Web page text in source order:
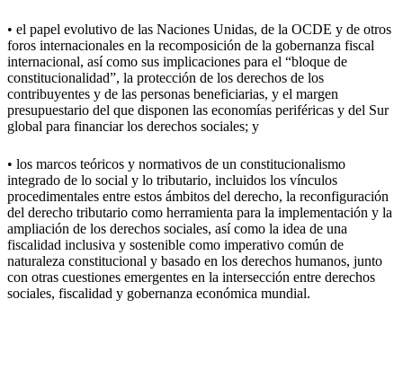
• el papel evolutivo de las Naciones Unidas, de la OCDE y de otros
foros internacionales en la recomposición de la gobernanza fiscal
internacional, así como sus implicaciones para el “bloque de
constitucionalidad”, la protección de los derechos de los
contribuyentes y de las personas beneficiarias, y el margen
presupuestario del que disponen las economías periféricas y del Sur
global para financiar los derechos sociales; y
• los marcos teóricos y normativos de un constitucionalismo
integrado de lo social y lo tributario, incluidos los vínculos
procedimentales entre estos ámbitos del derecho, la reconfiguración
del derecho tributario como herramienta para la implementación y la
ampliación de los derechos sociales, así como la idea de una
fiscalidad inclusiva y sostenible como imperativo común de
naturaleza constitucional y basado en los derechos humanos, junto
con otras cuestiones emergentes en la intersección entre derechos
sociales, fiscalidad y gobernanza económica mundial.